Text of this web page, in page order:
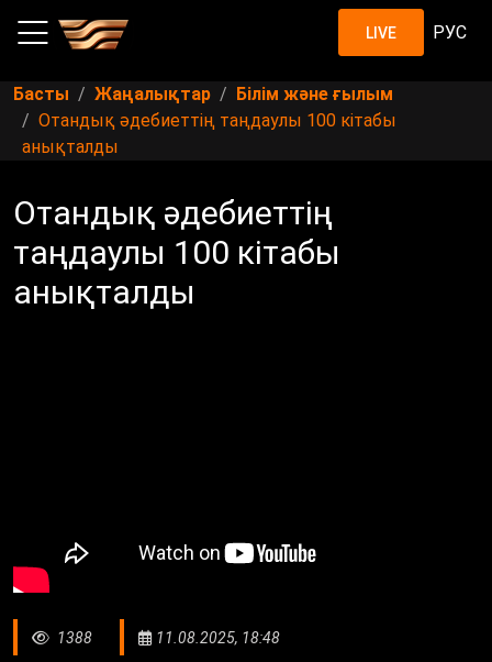
LIVE РУС
Басты Жаңалықтар
Білім және ғылым
Отандық әдебиеттің таңдаулы 100 кітабы
анықталды
Отандық әдебиеттің
таңдаулы 100 кітабы
анықталды
1388 11.08.2025, 18:48